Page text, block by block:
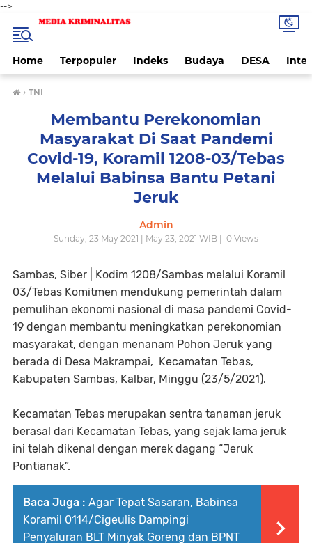
-->
Home Terpopuler Indeks Budaya DESA
› TNI
Membantu Perekonomian
Masyarakat Di Saat Pandemi
Covid-19, Koramil 1208-03/Tebas
Melalui Babinsa Bantu Petani
Jeruk
Admin
Sunday, 23 May 2021 | May 23, 2021 WIB | 0 Views
Sambas, Siber |
Kodim 1208/Sambas melalui Koramil
03/Tebas Komitmen mendukung pemerintah dalam
pemulihan ekonomi nasional di masa pandemi Covid-
19 dengan membantu meningkatkan perekonomian
masyarakat, dengan menanam Pohon Jeruk yang
berada di Desa Makrampai, Kecamatan Tebas,
Kabupaten Sambas, Kalbar, Minggu (23/5/2021).
Kecamatan Tebas merupakan sentra tanaman jeruk
berasal dari Kecamatan Tebas, yang sejak lama jeruk
ini telah dikenal dengan merek dagang “Jeruk
Pontianak”.
Baca Juga : Agar Tepat Sasaran, Babinsa
Koramil 0114/Cigeulis Dampingi
Penyaluran BLT Minyak Goreng dan BPNT